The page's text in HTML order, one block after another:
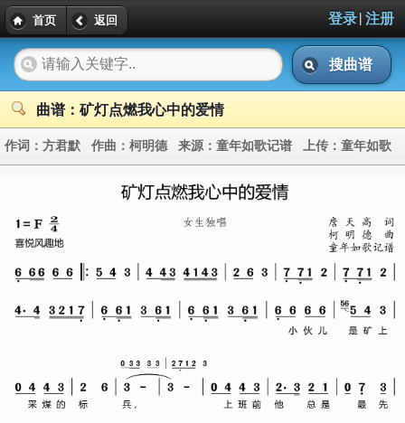
首页 返回 登录| 注册
搜曲谱
曲谱：矿灯点燃我心中的爱情
作词： 方君默 作曲： 柯明德 来源： 童年如歌记谱 上传： 童年如歌